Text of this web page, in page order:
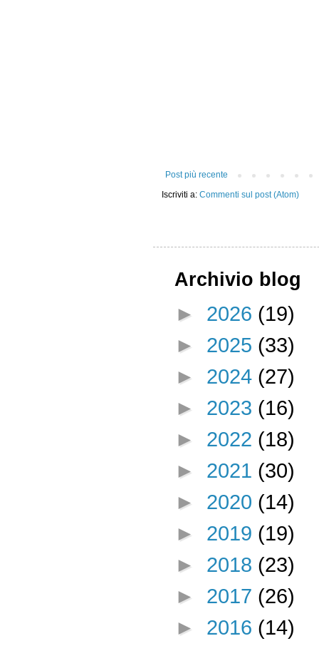
Post più recente
Iscriviti a: Commenti sul post (Atom)
Archivio blog
► 2026 (19)
► 2025 (33)
► 2024 (27)
► 2023 (16)
► 2022 (18)
► 2021 (30)
► 2020 (14)
► 2019 (19)
► 2018 (23)
► 2017 (26)
► 2016 (14)